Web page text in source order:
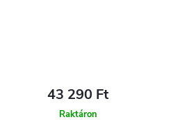
43 290 Ft
Raktáron